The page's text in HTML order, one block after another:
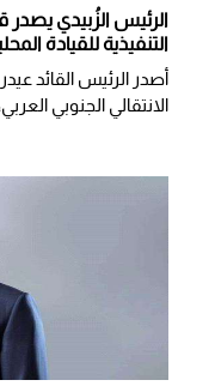
الرئيس الزُبيدي يصدر
التنفيذية للقيادة
أصدر الرئيس القائد
الانتقالي الجنوبي